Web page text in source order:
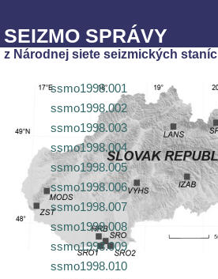
SEIZMO SPRÁVY
z Národnej siete seizmických staníc
ssmo1998.001
ssmo1998.002
ssmo1998.003
ssmo1998.004
ssmo1998.005
ssmo1998.006
ssmo1998.007
ssmo1998.008
ssmo1998.009
ssmo1998.010